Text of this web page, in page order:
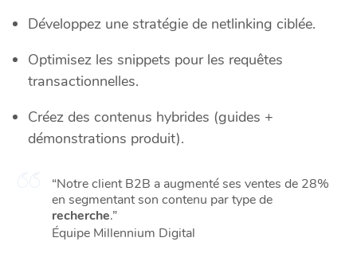
Développez une stratégie de netlinking ciblée.
Optimisez les snippets pour les requêtes
transactionnelles.
Créez des contenus hybrides (guides +
démonstrations produit).
“Notre client B2B a augmenté ses ventes de 28%
en segmentant son contenu par type de
recherche.”
Équipe Millennium Digital